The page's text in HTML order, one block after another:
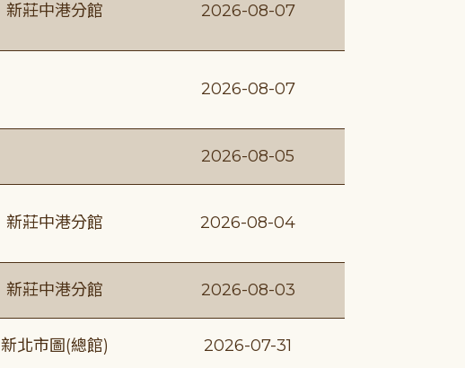
新莊中港分館 2026-08-07
2026-08-07
2026-08-05
新莊中港分館 2026-08-04
新莊中港分館 2026-08-03
新北市圖(總館) 2026-07-31